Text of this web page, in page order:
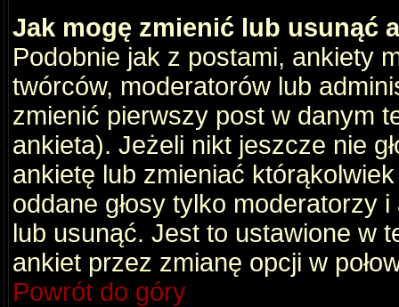
Jak mogę zmienić lub usunąć
Podobnie jak z postami, ankiety
twórców, moderatorów lub
zmienić pierwszy post w danym
ankieta). Jeżeli nikt jeszcze nie
ankietę lub zmieniać
oddane głosy tylko moderatorzy
lub usunąć. Jest to ustawione w
ankiet przez zmianę opcji w
Powrót do góry